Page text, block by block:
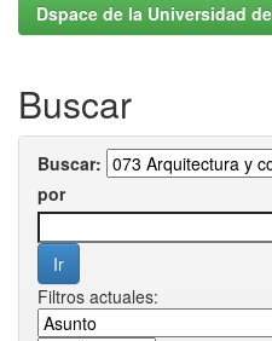
Dspace de la Universidad
Buscar
Buscar:
por
Filtros actuales: